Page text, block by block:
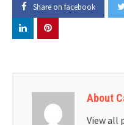
Share on facebook
About
View all